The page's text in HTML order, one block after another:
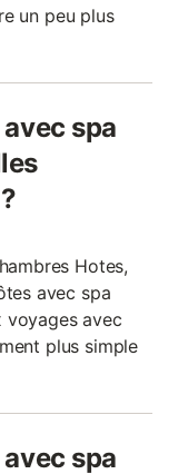
un peu plus
spa
Hotes,
avec spa
voyages avec
plus simple
spa